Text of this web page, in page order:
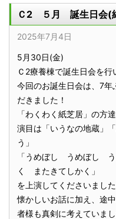
Ｃ2 ５月 誕生日会(
2025年7月4日
5月30日(金)
Ｃ2療養棟で誕生日会を行
今回のお誕生日会は、7年
だきました！
「わくわく紙芝居」の方
演目は「いうなの地蔵」
う」
「うめぼし うめぼし う
く またきてしかく」
を上演してくださいまし
懐かしいお話に加え、途
者様も真剣に考えていまし